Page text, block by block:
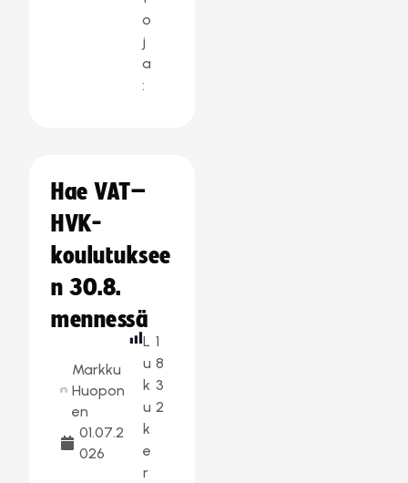
o
j
a
:
Hae VAT–
HVK-
koulutuksee
n 30.8.
mennessä
Markku
Huopon
en
01.07.2
026
L
u
k
u
k
e
r
1
8
3
2